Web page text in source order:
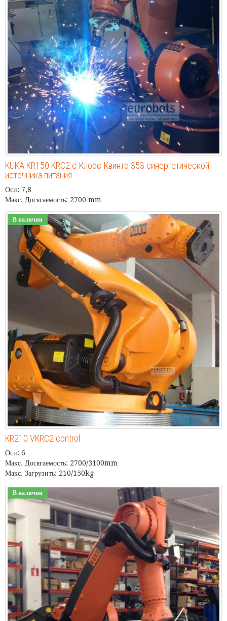
KUKA KR150 KRC2 с Клоос Квинто 353 синергетической
источника питания
Оси: 7,8
Макс. Досягаемость: 2700 mm
В наличии
KR210 VKRC2 control
Оси: 6
Макс. Досягаемость: 2700/3100mm
Макс. Загрузить: 210/150kg
В наличии